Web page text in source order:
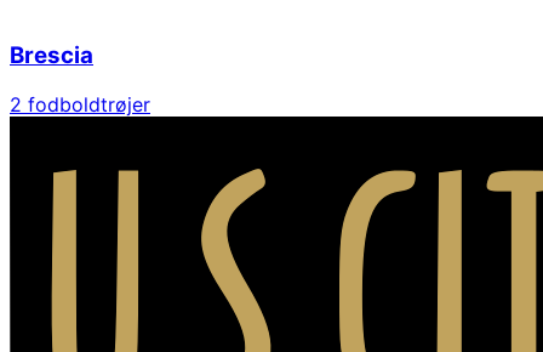
Brescia
2 fodboldtrøjer